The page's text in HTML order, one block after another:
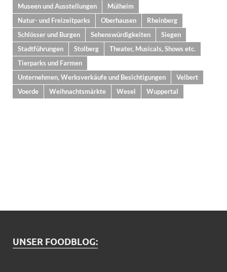
Museen und Ausstellungen
Mülheim
Natur- und Freizeitparks
Oberhausen
Rheinberg
Schlösser und Burgen
Sehenswürdigkeiten
Siegen
Stadtführungen
Stolberg
Theater, Musicals, Shows etc.
Tierparks und Farmen
Unternehmen, Werksverkäufe und Besichtigungen
Velbert
Voerde
Weihnachtsmärkte Wesel Wuppertal
UNSER FOODBLOG: